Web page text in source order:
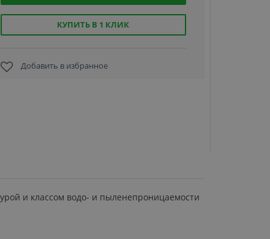
КУПИТЬ В 1 КЛИК
Добавить в избранное
и классом водо- и пыленепроницаемости